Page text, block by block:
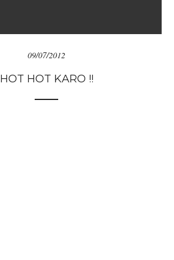
09/07/2012
HOT HOT KARO !!